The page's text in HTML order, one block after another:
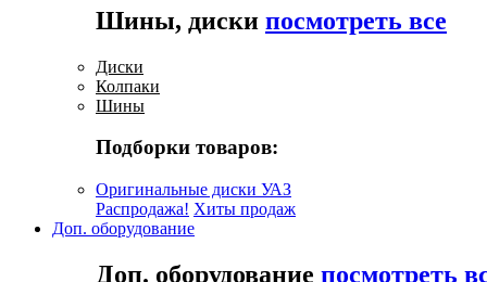
Шины, диски посмотреть все
Диски
Колпаки
Шины
Подборки товаров:
Оригинальные диски УАЗ
Распродажа! Хиты продаж
Доп. оборудование
Доп. оборудование посмотреть